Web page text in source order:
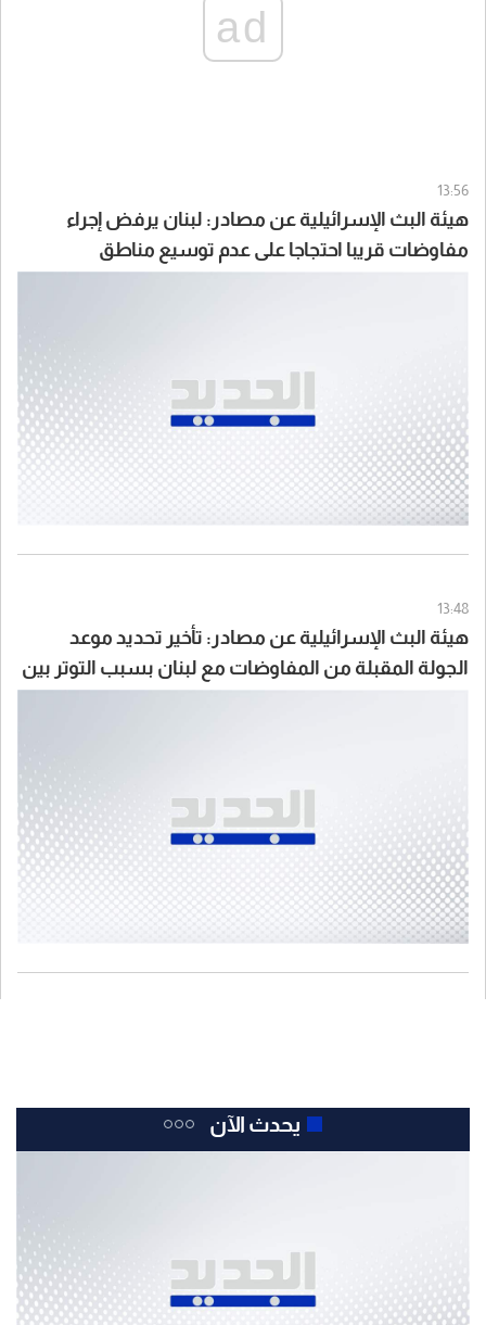
ad
13:56
هيئة البث الإسرائيلية عن مصادر: لبنان يرفض إجراء
مفاوضات قريبا احتجاجا على عدم توسيع مناطق
13:48
هيئة البث الإسرائيلية عن مصادر: تأخير تحديد موعد
الجولة المقبلة من المفاوضات مع لبنان بسبب التوتر بين
يحدث الآن